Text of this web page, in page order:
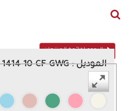
الرجوع لقائمة المنتجات
الموديل : RS-1414-10-CF-GWG
اللون :